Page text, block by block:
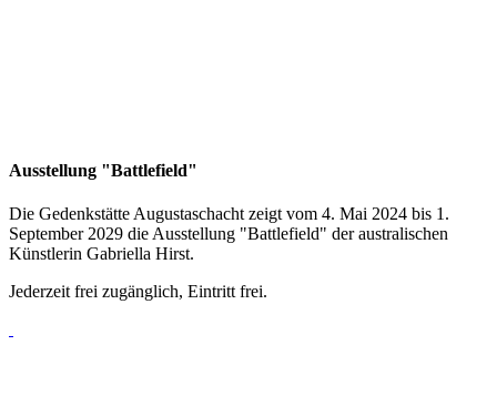
Ausstellung "Battlefield"
Die Gedenkstätte Augustaschacht zeigt vom 4. Mai 2024 bis 1.
September 2029 die Ausstellung "Battlefield" der australischen
Künstlerin Gabriella Hirst.
Jederzeit frei zugänglich, Eintritt frei.